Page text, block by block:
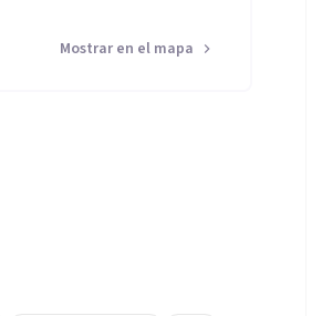
Mostrar en el mapa